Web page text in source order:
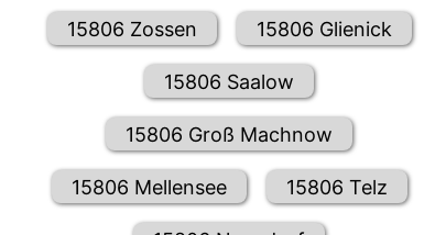
15806 Zossen 15806 Glienick
15806 Saalow
15806 Groß Machnow
15806 Mellensee 15806 Telz